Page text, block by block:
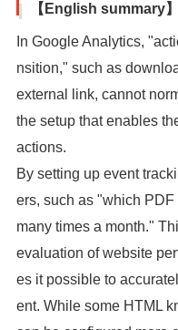
【English summary】
In Google Analytics,
nsition," such as
external link, cannot
the setup that enables
actions.
By setting up event
ers, such as "which
many times a month."
evaluation of website
es it possible to
ent. While some HTML